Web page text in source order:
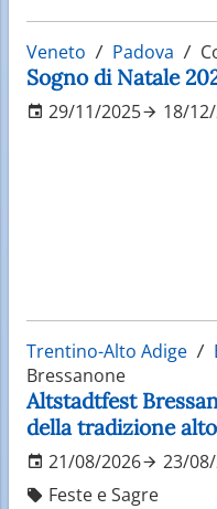
Veneto Padova
Sogno di Natale
29/11/2025 18/
Trentino-Alto Adige
Bressanone
Altstadtfest
della tradizione
21/08/2026
23/
Feste e Sagre